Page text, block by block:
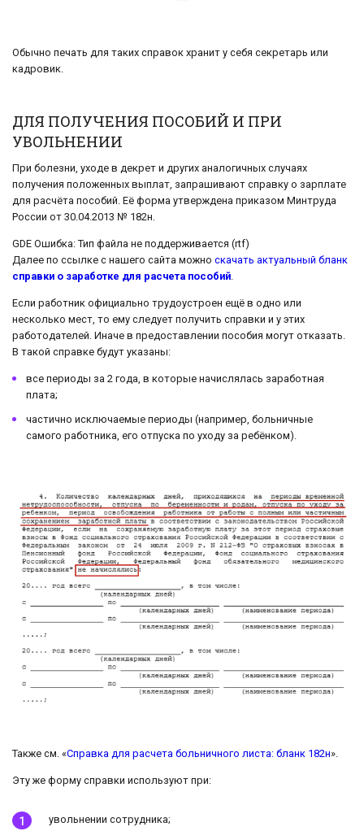
Обычно печать для таких справок хранит у себя секретарь или
кадровик.
ДЛЯ ПОЛУЧЕНИЯ ПОСОБИЙ И ПРИ
УВОЛЬНЕНИИ
При болезни, уходе в декрет и других аналогичных случаях
получения положенных выплат, запрашивают справку о зарплате
для расчёта пособий. Её форма утверждена приказом Минтруда
России от 30.04.2013 № 182н.
GDE Ошибка: Тип файла не поддерживается (rtf)
Далее по ссылке с нашего сайта можно скачать актуальный бланк
справки о заработке для расчета пособий.
Если работник официально трудоустроен ещё в одно или
несколько мест, то ему следует получить справки и у этих
работодателей. Иначе в предоставлении пособия могут отказать.
В такой справке будут указаны:
все периоды за 2 года, в которые начислялась заработная
плата;
частично исключаемые периоды (например, больничные
самого работника, его отпуска по уходу за ребёнком).
Также см. «Справка для расчета больничного листа: бланк 182н».
Эту же форму справки используют при:
увольнении сотрудника;